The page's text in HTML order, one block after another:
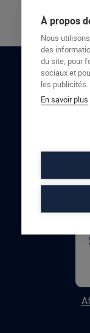
À propos
Nous
des
du site, pour
sociaux et
les publicités.
En savoir plus